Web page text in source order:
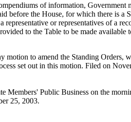
of information, Government
before the House, for which there is a
representative or representatives of a
to the Table to be made available
motion to amend the Standing Orders,
set out in this motion. Filed on
Members' Public Business on the
25, 2003.